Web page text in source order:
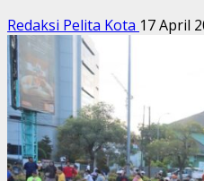
Redaksi Pelita Kota 17 April